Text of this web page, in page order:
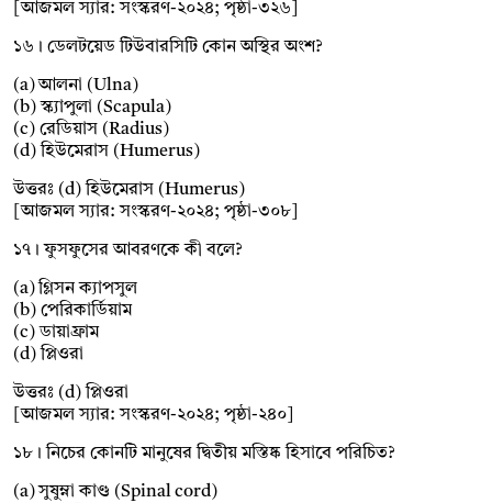
[আজমল স্যার: সংস্করণ-২০২৪; পৃষ্ঠা-৩২৬]
১৬। ডেলটয়েড টিউবারসিটি কোন অস্থির অংশ?
(a) আলনা (Ulna)
(b) স্ক্যাপুলা (Scapula)
(c) রেডিয়াস (Radius)
(d) হিউমেরাস (Humerus)
উত্তরঃ (d) হিউমেরাস (Humerus)
[আজমল স্যার: সংস্করণ-২০২৪; পৃষ্ঠা-৩০৮]
১৭। ফুসফুসের আবরণকে কী বলে?
(a) গ্লিসন ক্যাপসুল
(b) পেরিকার্ডিয়াম
(c) ডায়াফ্রাম
(d) প্লিওরা
উত্তরঃ (d) প্লিওরা
[আজমল স্যার: সংস্করণ-২০২৪; পৃষ্ঠা-২৪০]
১৮। নিচের কোনটি মানুষের দ্বিতীয় মস্তিষ্ক হিসাবে পরিচিত?
(a) সুষুম্না কাণ্ড (Spinal cord)